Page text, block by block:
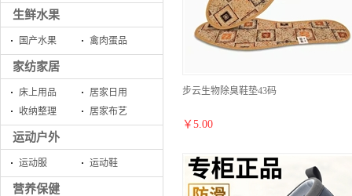
生鲜水果
国产水果 禽肉蛋品
家纺家居
床上用品
居家日用
收纳整理
居家布艺
运动户外
运动服 运动鞋
营养保健
步云生物除臭鞋垫43码
￥ 5.00